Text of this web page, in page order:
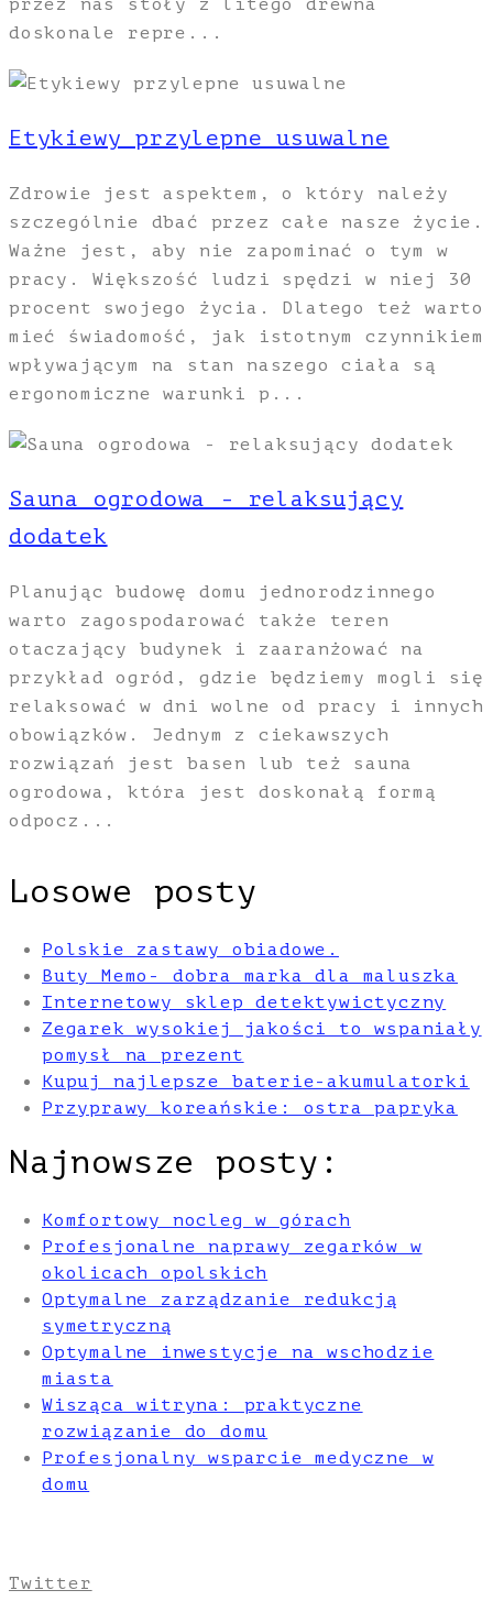
przez nas stoły z litego drewna
doskonale repre...
Etykiewy przylepne usuwalne
Zdrowie jest aspektem, o który należy
szczególnie dbać przez całe nasze życie.
Ważne jest, aby nie zapominać o tym w
pracy. Większość ludzi spędzi w niej 30
procent swojego życia. Dlatego też warto
mieć świadomość, jak istotnym czynnikiem
wpływającym na stan naszego ciała są
ergonomiczne warunki p...
Sauna ogrodowa - relaksujący
dodatek
Planując budowę domu jednorodzinnego
warto zagospodarować także teren
otaczający budynek i zaaranżować na
przykład ogród, gdzie będziemy mogli się
relaksować w dni wolne od pracy i innych
obowiązków. Jednym z ciekawszych
rozwiązań jest basen lub też sauna
ogrodowa, która jest doskonałą formą
odpocz...
Losowe posty
Polskie zastawy obiadowe.
Buty Memo- dobra marka dla maluszka
Internetowy sklep detektywictyczny
Zegarek wysokiej jakości to wspaniały
pomysł na prezent
Kupuj najlepsze baterie-akumulatorki
Przyprawy koreańskie: ostra papryka
Najnowsze posty:
Komfortowy nocleg w górach
Profesjonalne naprawy zegarków w
okolicach opolskich
Optymalne zarządzanie redukcją
symetryczną
Optymalne inwestycje na wschodzie
miasta
Wisząca witryna: praktyczne
rozwiązanie do domu
Profesjonalny wsparcie medyczne w
domu
Twitter